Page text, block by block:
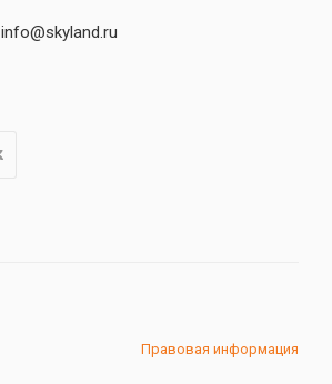
info@skyland.ru
Правовая информация